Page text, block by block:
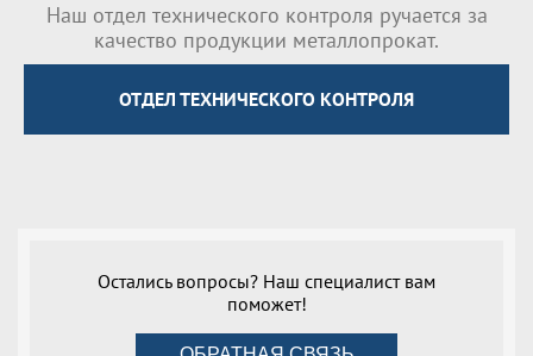
Наш отдел технического контроля ручается за
качество продукции металлопрокат.
ОТДЕЛ ТЕХНИЧЕСКОГО КОНТРОЛЯ
Остались вопросы? Наш специалист вам
поможет!